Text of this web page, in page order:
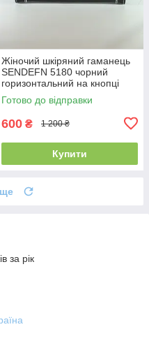
Жіночий шкіряний гаманець
SENDEFN 5180 чорний
горизонтальний на кнопці
19.5 см
Готово до відправки
600 ₴ 1 200 ₴
Купити
за рік